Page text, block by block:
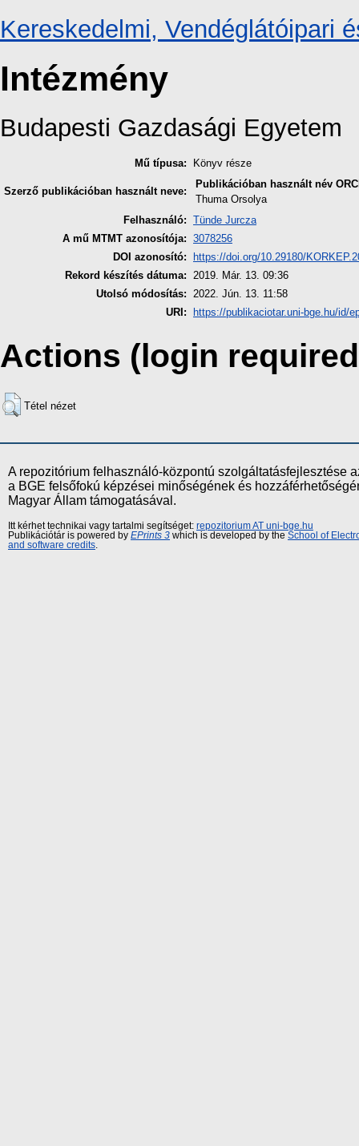
Kereskedelmi, Vendéglátóipari
Intézmény
Budapesti Gazdasági Egyetem
Mű típusa: Könyv része
Szerző publikációban használt neve:
Publikációban használt név
Thuma Orsolya
Felhasználó: Tünde Jurcza
A mű MTMT azonosítója: 3078256
DOI azonosító:
https://doi.org/10.29180/
Rekord készítés dátuma: 2019. Már. 13. 09:36
Utolsó módosítás: 2022. Jún. 13. 11:58
URI:
https://publikaciotar.uni-bge.hu/id/
Actions (login
Tétel nézet
A repozitórium felhasználó-központú szolgáltatásfejlesztése
a BGE felsőfokú képzései minőségének és
Magyar Állam támogatásával.
Itt kérhet technikai vagy tartalmi segítséget: repozitorium AT uni-bge.hu
Publikációtár is powered by EPrints 3 which is developed by the School of
and software credits.